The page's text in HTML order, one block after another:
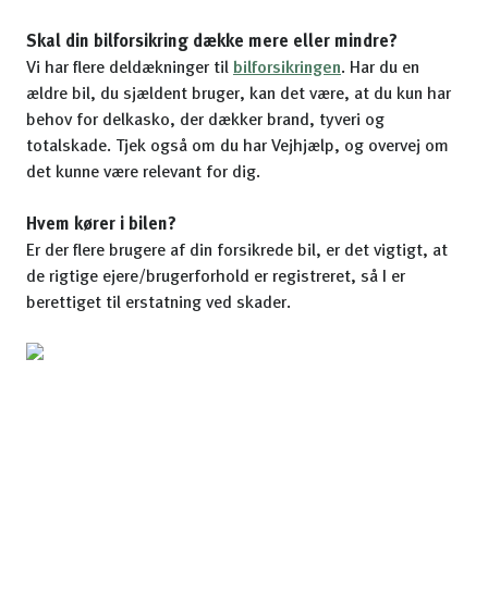
Skal din bilforsikring dække mere eller mindre?
Vi har flere deldækninger til bilforsikringen. Har du en
ældre bil, du sjældent bruger, kan det være, at du kun har
behov for delkasko, der dækker brand, tyveri og
totalskade. Tjek også om du har Vejhjælp, og overvej om
det kunne være relevant for dig.
Hvem kører i bilen?
Er der flere brugere af din forsikrede bil, er det vigtigt, at
de rigtige ejere/brugerforhold er registreret, så I er
berettiget til erstatning ved skader.